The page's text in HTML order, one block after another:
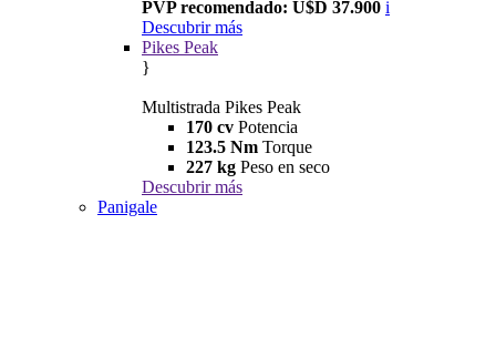
PVP recomendado: U$D 37.900 i
Descubrir más
Pikes Peak
}
Multistrada Pikes Peak
170 cv Potencia
123.5 Nm Torque
227 kg Peso en seco
Descubrir más
Panigale